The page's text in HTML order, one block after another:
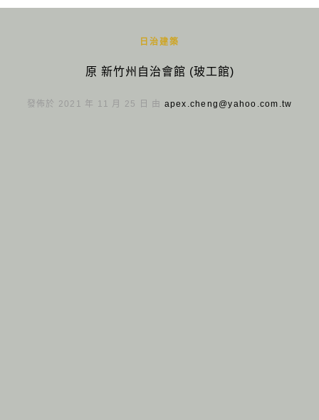
日治建築
原 新竹州自治會館 (玻工館)
發佈於 2021 年 11 月 25 日 由 apex.cheng@yahoo.com.tw